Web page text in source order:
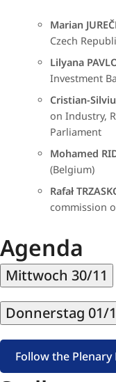
Marian
Czech
Lilyana
Investment
Cristian-
on Industry,
Parliament
Mohamed
(Belgium)
Rafał
commission
Agenda
Mittwoch 30/11
Donnerstag 01/
Follow the Plenary